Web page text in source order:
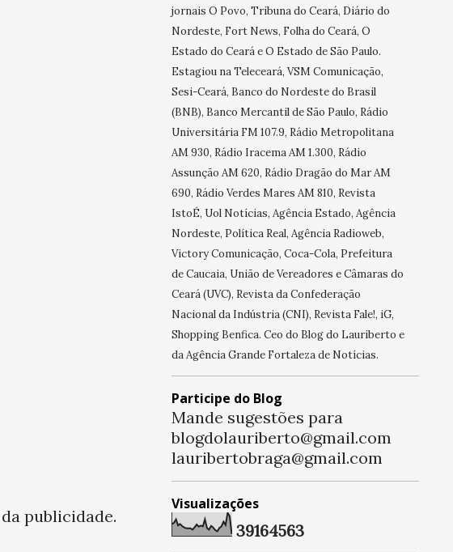
publicidade.
jornais O Povo, Tribuna do Ceará, Diário do
Nordeste, Fort News, Folha do Ceará, O
Estado do Ceará e O Estado de São Paulo.
Estagiou na Teleceará, VSM Comunicação,
Sesi-Ceará, Banco do Nordeste do Brasil
(BNB), Banco Mercantil de São Paulo, Rádio
Universitária FM 107.9, Rádio Metropolitana
AM 930, Rádio Iracema AM 1.300, Rádio
Assunção AM 620, Rádio Dragão do Mar AM
690, Rádio Verdes Mares AM 810, Revista
IstoÉ, Uol Notícias, Agência Estado, Agência
Nordeste, Política Real, Agência Radioweb,
Victory Comunicação, Coca-Cola, Prefeitura
de Caucaia, União de Vereadores e Câmaras do
Ceará (UVC), Revista da Confederação
Nacional da Indústria (CNI), Revista Fale!, iG,
Shopping Benfica. Ceo do Blog do Lauriberto e
da Agência Grande Fortaleza de Notícias.
Participe do Blog
Mande sugestões para
blogdolauriberto@gmail.com
lauribertobraga@gmail.com
Visualizações
39164563